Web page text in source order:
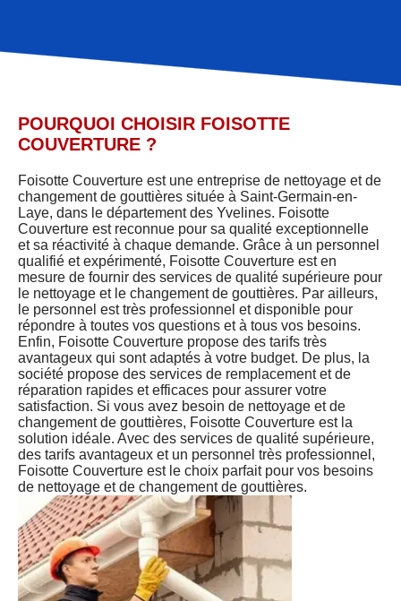
POURQUOI CHOISIR FOISOTTE
COUVERTURE ?
Foisotte Couverture est une entreprise de nettoyage et de
changement de gouttières située à Saint-Germain-en-
Laye, dans le département des Yvelines. Foisotte
Couverture est reconnue pour sa qualité exceptionnelle
et sa réactivité à chaque demande. Grâce à un personnel
qualifié et expérimenté, Foisotte Couverture est en
mesure de fournir des services de qualité supérieure pour
le nettoyage et le changement de gouttières. Par ailleurs,
le personnel est très professionnel et disponible pour
répondre à toutes vos questions et à tous vos besoins.
Enfin, Foisotte Couverture propose des tarifs très
avantageux qui sont adaptés à votre budget. De plus, la
société propose des services de remplacement et de
réparation rapides et efficaces pour assurer votre
satisfaction. Si vous avez besoin de nettoyage et de
changement de gouttières, Foisotte Couverture est la
solution idéale. Avec des services de qualité supérieure,
des tarifs avantageux et un personnel très professionnel,
Foisotte Couverture est le choix parfait pour vos besoins
de nettoyage et de changement de gouttières.